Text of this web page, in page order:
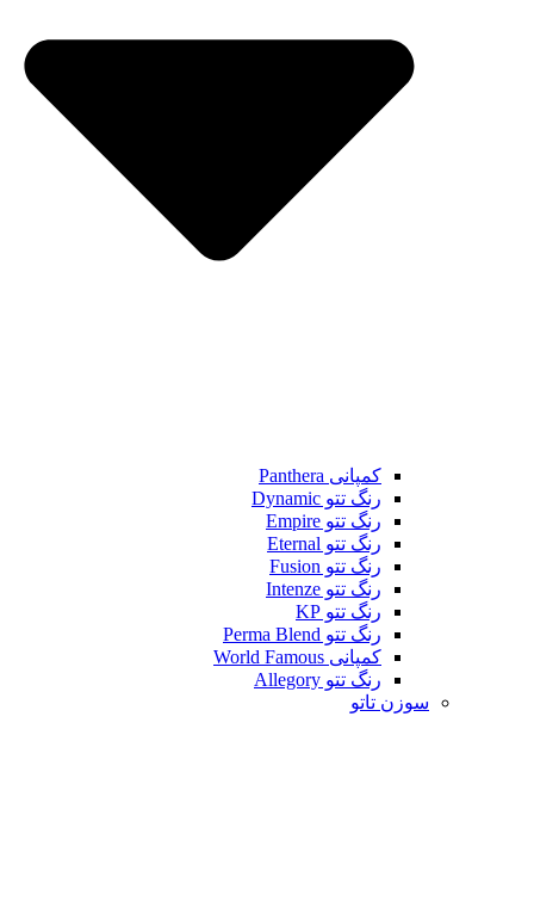
کمپانی Panthera
رنگ تتو Dynamic
رنگ تتو Empire
رنگ تتو Eternal
رنگ تتو Fusion
رنگ تتو Intenze
رنگ تتو KP
رنگ تتو Perma Blend
کمپانی World Famous
رنگ تتو Allegory
سوزن تاتو